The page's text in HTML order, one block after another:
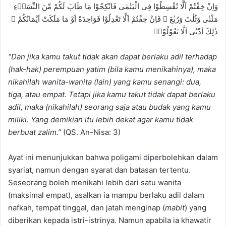
وَاِنْ خِفْتُمْ اَلَّا تُقْسِطُوْا فِى الْيَتٰمٰى فَانْكِحُوْا مَا طَابَ لَكُمْ مِّنَ النِّسَاۤءِ
مَثْنٰى وَثُلٰثَ وَرُبٰعَ ۚ فَاِنْ خِفْتُمْ اَلَّا تَعْدِلُوْا فَوَاحِدَةً اَوْ مَا مَلَكَتْ اَيْمَانُكُمْ ۗ
ذٰلِكَ اَدْنٰٓى اَلَّا تَعُوْلُوْاۗ
“Dan jika kamu takut tidak akan dapat berlaku adil terhadap
(hak-hak) perempuan yatim (bila kamu menikahinya), maka
nikahilah wanita-wanita (lain) yang kamu senangi: dua,
tiga, atau empat. Tetapi jika kamu takut tidak dapat berlaku
adil, maka (nikahilah) seorang saja atau budak yang kamu
miliki. Yang demikian itu lebih dekat agar kamu tidak
berbuat zalim.” (QS. An-Nisa: 3)
Ayat ini menunjukkan bahwa poligami diperbolehkan dalam
syariat, namun dengan syarat dan batasan tertentu.
Seseorang boleh menikahi lebih dari satu wanita
(maksimal empat), asalkan ia mampu berlaku adil dalam
nafkah, tempat tinggal, dan jatah menginap (mabit) yang
diberikan kepada istri-istrinya. Namun apabila ia khawatir